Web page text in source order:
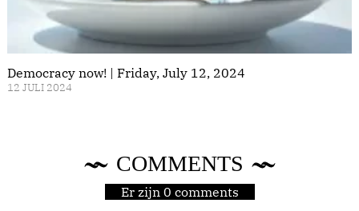
Democracy now! | Friday, July 12, 2024
12 JULI 2024
COMMENTS
Er zijn 0 comments